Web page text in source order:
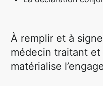
À remplir et à
médecin traitant
matérialise